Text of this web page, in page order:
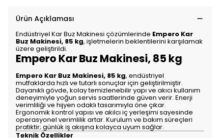
Ürün Açıklaması
Endüstriyel Kar Buz Makinesi çözümlerinde Empero Kar
Buz Makinesi, 85 kg, işletmelerin beklentilerini karşılamak
üzere geliştirildi.
Empero Kar Buz Makinesi, 85 kg
Empero Kar Buz Makinesi, 85 kg, endüstriyel
mutfaklarda hızlı ve tutarlı sonuçlar için geliştirilmiştir.
Dayanıklı gövde, kolay temizlenebilir yapı ve akıcı kullanım
deneyimiyle yoğun servis saatlerinde güven verir. Enerji
verimliliği ve hijyen odaklı tasarımıyla öne çıkar.
Ergonomik kontrol yapısı ve akılcı iç yerleşimi sayesinde
operasyonel verimlilik artar. Kurulum ve bakım süreçleri
pratiktir; günlük iş akışına kolayca uyum sağlar.
Teknik Özellikler